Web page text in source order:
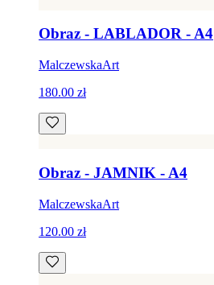
Obraz - LABLADOR - A4
MalczewskaArt
180.00 zł
Obraz - JAMNIK - A4
MalczewskaArt
120.00 zł